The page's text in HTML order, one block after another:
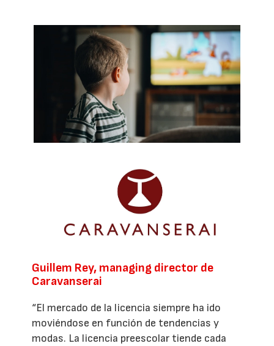
Guillem Rey, managing director de
Caravanserai
“El mercado de la licencia siempre ha ido
moviéndose en función de tendencias y
modas. La licencia preescolar tiende cada